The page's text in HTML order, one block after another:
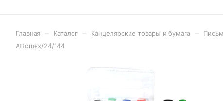
Главная Каталог Канцелярские товары и бумага
Attomex/24/144